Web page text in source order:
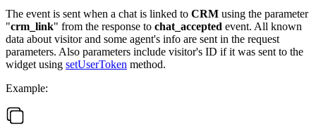
The event is sent when a chat is linked to CRM using the parameter
"crm_link" from the response to chat_accepted event. All known
data about visitor and some agent's info are sent in the request
parameters. Also parameters include visitor's ID if it was sent to the
widget using setUserToken method.
Example: